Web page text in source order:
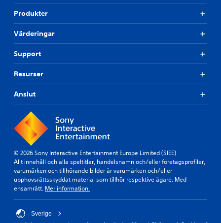
Produkter
Värderingar
Support
Resurser
Anslut
© 2026 Sony Interactive Entertainment Europe Limited (SIEE)
Allt innehåll och alla speltitlar, handelsnamn och/eller företagsprofiler,
varumärken och tillhörande bilder är varumärken och/eller
upphovsrättsskyddat material som tillhör respektive ägare. Med
ensamrätt. Mer information.
Sverige